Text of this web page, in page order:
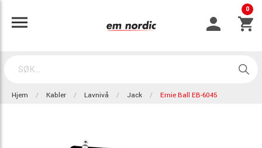
0
Hjem Kabler Lavnivå Jack Ernie Ball EB-6045